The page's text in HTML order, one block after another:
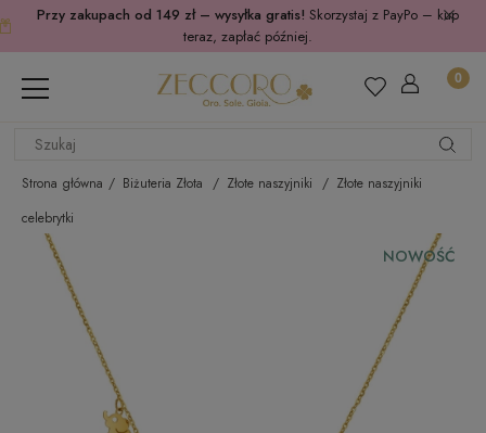
Przy zakupach od 149 zł – wysyłka gratis! Skorzystaj z PayPo – kup
teraz, zapłać później.
Strona główna Biżuteria Złota Złote naszyjniki
Złote naszyjniki
celebrytki
NOWOŚĆ